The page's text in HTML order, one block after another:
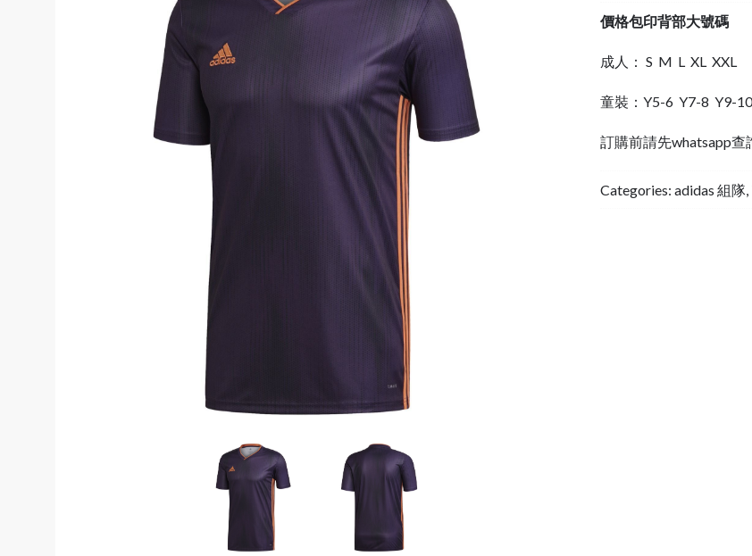
價格包印背部大號碼
成人： S M L XL XXL
童裝：Y5-6 Y7-8 Y9-
訂購前請先whatsapp查
Categories: adidas 組隊